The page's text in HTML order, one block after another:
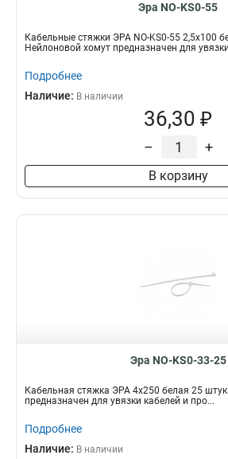
Эра NO-KS0-55
Кабельные стяжки ЭРА NO-KS0-55 2,5х100
Нейлоновой хомут предназначен для
Подробнее
Наличие: В наличии
36,30 ₽
– +
В корзину
Эра NO-KS0-33-25
Кабельная стяжка ЭРА 4x250 белая 25
предназначен для увязки кабелей и про...
Подробнее
Наличие: В наличии